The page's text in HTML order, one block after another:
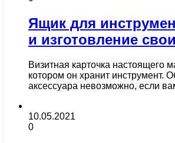
Ящик для
и изготовление
Визитная карточка настоящего
котором он хранит инструмент.
аксессуара невозможно, если
10.05.2021
0